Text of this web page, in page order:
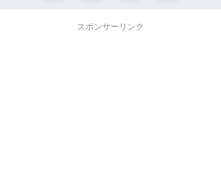
スポンサーリンク